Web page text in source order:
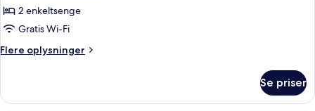
2 enkeltsenge
Gratis Wi-Fi
Flere oplysninger
Flere
Twin
Se priser